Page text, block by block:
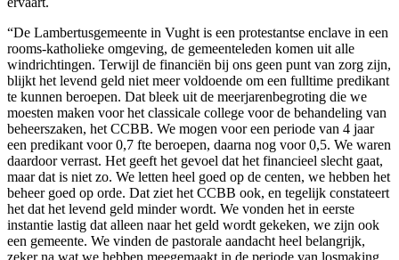
“De Lambertusgemeente in Vught is een protestantse enclave in een
rooms-katholieke omgeving, de gemeenteleden komen uit alle
windrichtingen. Terwijl de financiën bij ons geen punt van zorg zijn,
blijkt het levend geld niet meer voldoende om een fulltime predikant
te kunnen beroepen. Dat bleek uit de meerjarenbegroting die we
moesten maken voor het classicale college voor de behandeling van
beheerszaken, het CCBB. We mogen voor een periode van 4 jaar
een predikant voor 0,7 fte beroepen, daarna nog voor 0,5. We waren
daardoor verrast. Het geeft het gevoel dat het financieel slecht gaat,
maar dat is niet zo. We letten heel goed op de centen, we hebben het
beheer goed op orde. Dat ziet het CCBB ook, en tegelijk constateert
het dat het levend geld minder wordt. We vonden het in eerste
instantie lastig dat alleen naar het geld wordt gekeken, we zijn ook
een gemeente. We vinden de pastorale aandacht heel belangrijk,
zeker na wat we hebben meegemaakt in de periode van losmaking